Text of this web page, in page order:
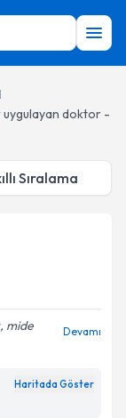
uygulayan doktor -
Sıralama
mide
Devamı
Haritada Göster